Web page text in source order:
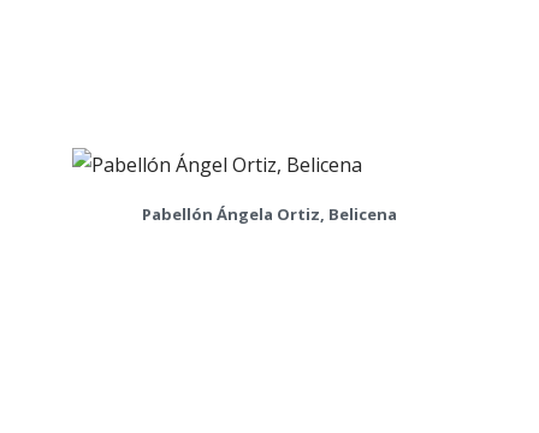
Pabellón Ángela Ortiz, Belicena